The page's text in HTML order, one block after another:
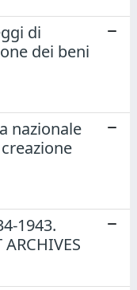
di
dei beni
nazionale
1943.
ARCHIVES